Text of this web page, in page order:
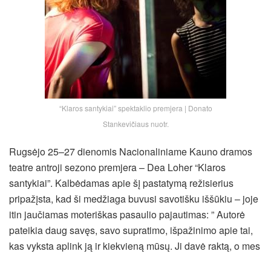
“Klaros santykiai” spektaklio premjera | Donato
Stankevičiaus nuotr.
Rugsėjo 25–27 dienomis Nacionaliniame Kauno dramos
teatre antroji sezono premjera – Dea Loher “Klaros
santykiai”. Kalbėdamas apie šį pastatymą režisierius
pripažįsta, kad ši medžiaga buvusi savotišku iššūkiu – joje
itin jaučiamas moteriškas pasaulio pajautimas: ” Autorė
pateikia daug savęs, savo supratimo, išpažinimo apie tai,
kas vyksta aplink ją ir kiekvieną mūsų. Ji davė raktą, o mes